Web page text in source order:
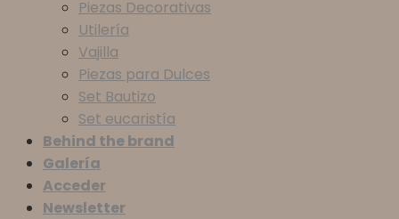
Piezas Decorativas
Utilería
Vajilla
Piezas para Dulces
Set Bautizo
Set eucaristía
Behind the brand
Galería
Acceder
Newsletter